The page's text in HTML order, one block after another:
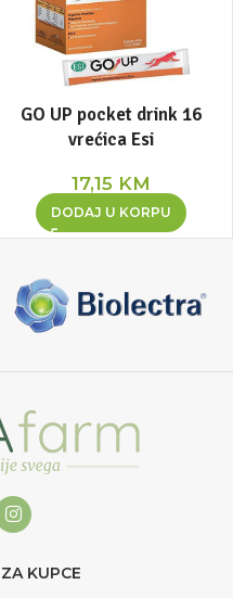
GO UP pocket drink 16
vrećica Esi
17,15 KM
DODAJ U KORPU
ZA KUPCE